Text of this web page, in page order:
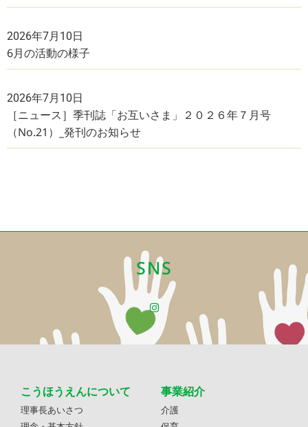
2026年7月10日
6月の活動の様子
2026年7月10日
［ニュース］季刊誌「お互いさま」２０２６年７月号
（No.21）_発刊のお知らせ
SNS
こうほうえんについて
理事長あいさつ
事業紹介
介護